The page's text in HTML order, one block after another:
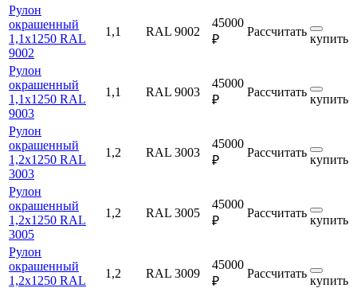
Рулон
окрашенный
1,1х1250 RAL
9002
1,1 RAL 9002
45000
₽
Рассчитать
купить
Рулон
окрашенный
1,1х1250 RAL
9003
1,1 RAL 9003
45000
₽
Рассчитать
купить
Рулон
окрашенный
1,2х1250 RAL
3003
1,2 RAL 3003
45000
₽
Рассчитать
купить
Рулон
окрашенный
1,2х1250 RAL
3005
1,2 RAL 3005
45000
₽
Рассчитать
купить
Рулон
окрашенный
1,2х1250 RAL
1,2 RAL 3009
45000
₽
Рассчитать
купить